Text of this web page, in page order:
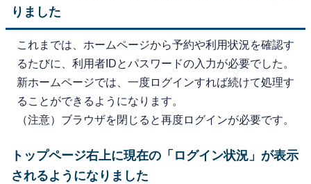
りました
これまでは、ホームページから予約や利用状況を確認す
るたびに、利用者IDとパスワードの入力が必要でした。
新ホームページでは、一度ログインすれば続けて処理す
ることができるようになります。
（注意）ブラウザを閉じると再度ログインが必要です。
トップページ右上に現在の「ログイン状況」が表示
されるようになりました